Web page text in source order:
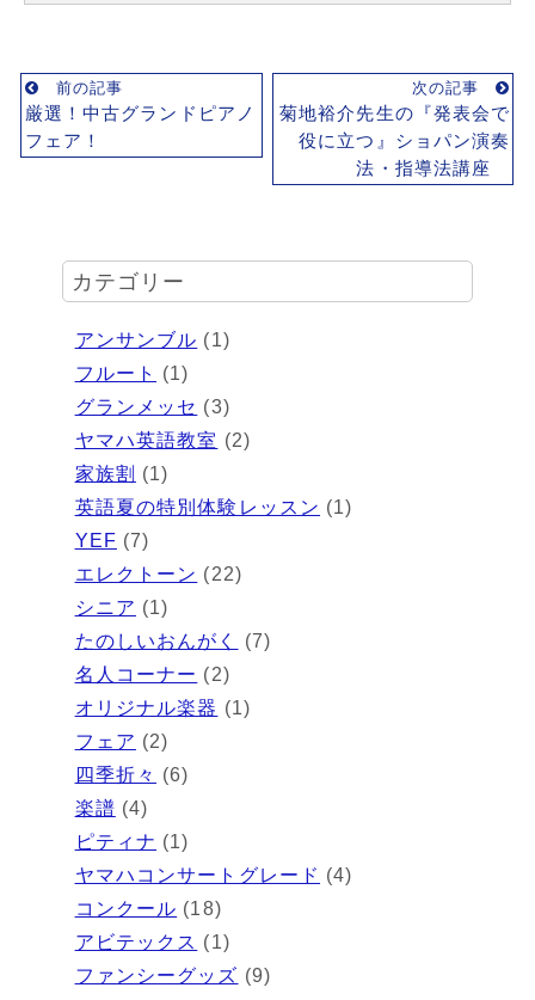
前の記事
厳選！中古グランドピアノ
フェア！
次の記事
菊地裕介先生の『発表会で
役に立つ』ショパン演奏
法・指導法講座
カテゴリー
アンサンブル (1)
フルート
(1)
グランメッセ (3)
ヤマハ英語教室 (2)
家族割 (1)
英語夏の特別体験レッスン (1)
YEF (7)
エレクトーン (22)
シニア (1)
たのしいおんがく
(7)
名人コーナー (2)
オリジナル楽器 (1)
フェア (2)
四季折々 (6)
楽譜 (4)
ピティナ (1)
ヤマハコンサートグレード (4)
コンクール (18)
アビテックス (1)
ファンシーグッズ (9)